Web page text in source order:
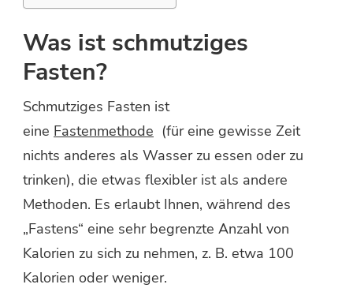
Was ist schmutziges
Fasten?
Schmutziges Fasten ist
eine Fastenmethode (für eine gewisse Zeit
nichts anderes als Wasser zu essen oder zu
trinken), die etwas flexibler ist als andere
Methoden. Es erlaubt Ihnen, während des
„Fastens“ eine sehr begrenzte Anzahl von
Kalorien zu sich zu nehmen, z. B. etwa 100
Kalorien oder weniger.